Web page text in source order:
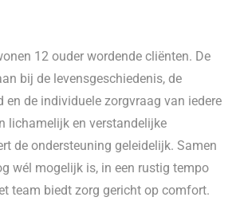
12 ouder wordende cliënten. De
bij de levensgeschiedenis, de
en de individuele zorgvraag van iedere
lichamelijk en verstandelijke
de ondersteuning geleidelijk. Samen
wél mogelijk is, in een rustig tempo
team biedt zorg gericht op comfort.